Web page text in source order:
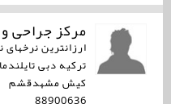
مرکز جراحی
ارزانترین نرخهای
ترکیه دبی
کیش مشهدقشم